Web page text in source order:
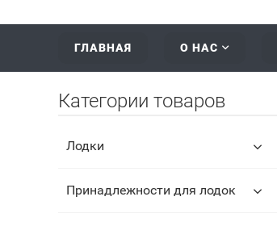
ГЛАВНАЯ О НАС
Категории товаров
Лодки
Принадлежности для лодок